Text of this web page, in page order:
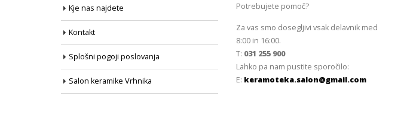
Kje nas najdete
Kontakt
Splošni pogoji poslovanja
Salon keramike Vrhnika
Potrebujete pomoč?
Za vas smo dosegljivi vsak delavnik med
8:00 in 16:00.
T: 031 255 900
Lahko pa nam pustite sporočilo:
E: keramoteka.salon@gmail.com